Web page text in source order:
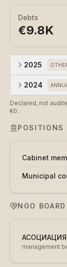
Debts
€9.8K
2025
2024
Declared, not
€0.
POSITIONS
Cabinet
Municipal
NGO
АСОЦИАЦИЯ
management